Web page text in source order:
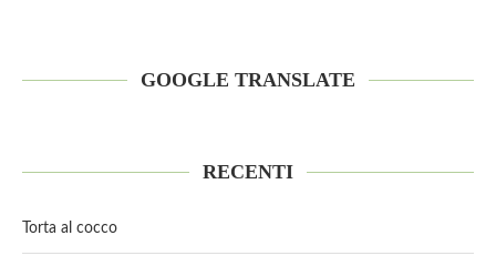
GOOGLE TRANSLATE
RECENTI
Torta al cocco